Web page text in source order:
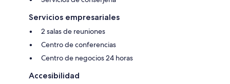
Servicios empresariales
2 salas de reuniones
Centro de conferencias
Centro de negocios 24 horas
Accesibilidad